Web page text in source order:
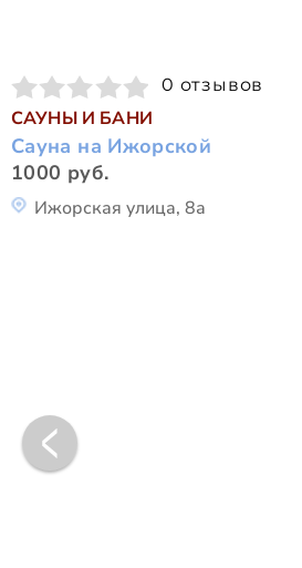
0 отзывов
САУНЫ И БАНИ
Сауна на Ижорской
1000 руб.
Ижорская улица, 8а